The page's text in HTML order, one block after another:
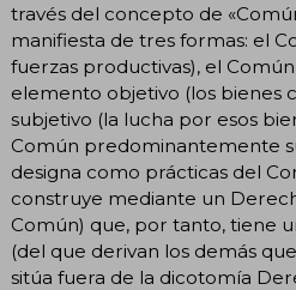
través del concepto de
manifiesta de tres formas: el
fuerzas productivas), el
elemento objetivo (los bienes
subjetivo (la lucha por esos
Común predominantemente
designa como prácticas del
construye mediante un
Común) que, por tanto, tiene
(del que derivan los demás
sitúa fuera de la dicotomía